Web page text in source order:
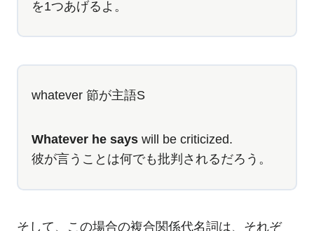
を1つあげるよ。
whatever 節が主語S
Whatever he says will be criticized.
彼が言うことは何でも批判されるだろう。
そして、この場合の複合関係代名詞は、それぞ